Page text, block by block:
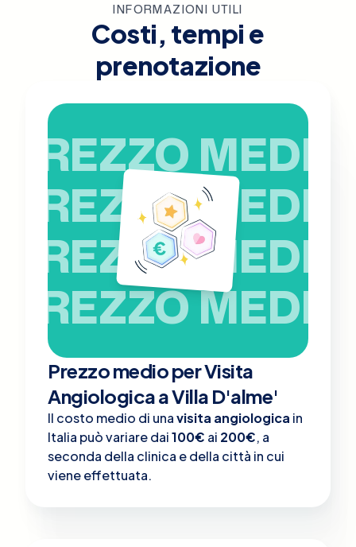
INFORMAZIONI UTILI
Costi, tempi e
prenotazione
PREZZO MEDIO
PREZZO MEDIO
PREZZO MEDIO
PREZZO MEDIO
Prezzo medio per Visita
Angiologica a Villa D'alme'
Il costo medio di unavisita angiologica in
Italia può variare dai100€ ai 200€, a
seconda della clinica e della città in cui
viene effettuata.